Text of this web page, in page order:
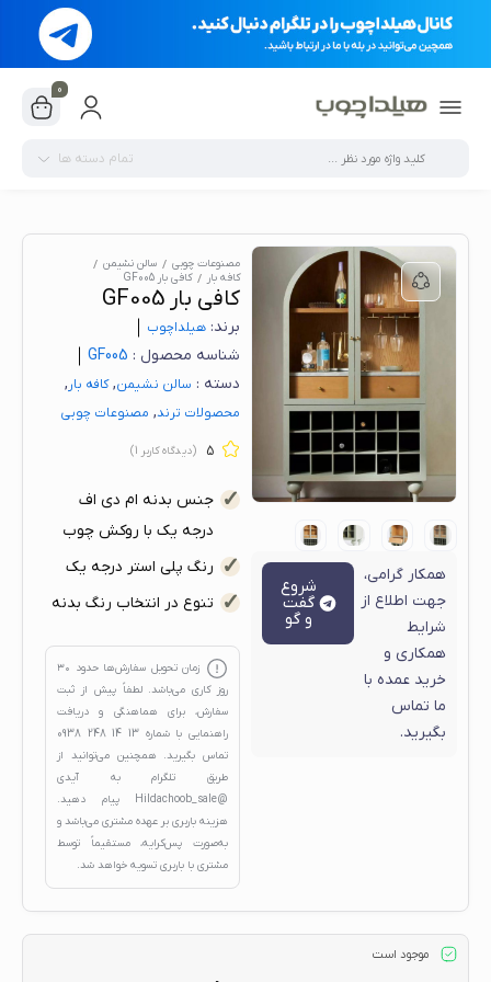
0
تمام دسته ها
همکار گرامی،
جهت اطلاع از
شرایط
همکاری و
خرید عمده با
ما تماس
بگیرید.
شروع
گفت
و گو
مصنوعات چوبی
سالن نشیمن
کافه بار
کافی بار GF005
کافی بار GF005
برند: هیلدا‌چوب
شناسه محصول : GF005
دسته : سالن نشیمن,کافه بار,
محصولات ترند, مصنوعات چوبی
5 (دیدگاه کاربر 1
)
جنس بدنه ام دی اف
درجه یک با روکش چوب
رنگ پلی استر درجه یک
تنوع در انتخاب رنگ بدنه
زمان تحویل سفارش‌ها حدود ۳۰
روز کاریمی‌باشد. لطفاً پیش از ثبت
سفارش، برای هماهنگی و دریافت
راهنمایی با شماره 13 14 248 0938
تماس بگیرید. همچنین می‌توانید از
طریق تلگرام به آیدی
@Hildachoob_sale
پیام دهید.
هزینه باربری بر عهده مشتری می‌باشد و
به‌صورت پس‌کرایه، مستقیماً توسط
مشتری با باربری تسویه خواهد شد.
موجود است